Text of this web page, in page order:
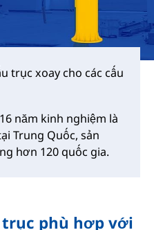
trục xoay cho các cấu
năm kinh nghiệm là
Trung Quốc, sản
hơn 120 quốc gia.
phù hợp với